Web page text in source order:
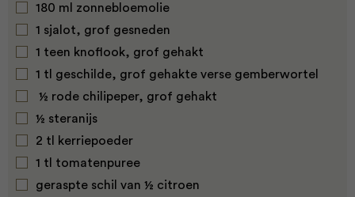
180 ml zonnebloemolie
1 sjalot, grof gesneden
1 teen knoflook, grof gehakt
1 tl geschilde, grof gehakte verse gemberwortel
½ rode chilipeper, grof gehakt
½ steranijs
2 tl kerriepoeder
1 tl tomatenpuree
geraspte schil van ½ citroen